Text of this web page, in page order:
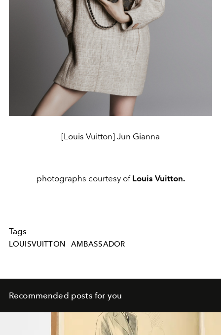
[Louis Vuitton] Jun Gianna
photographs courtesy of Louis Vuitton.
Tags
LOUISVUITTON AMBASSADOR
Recommended posts for you